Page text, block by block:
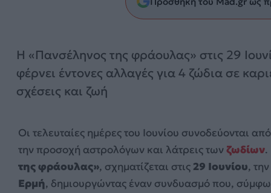
Η «Πανσέληνος της φράουλας» στις 29
φέρνει έντονες αλλαγές για 4 ζώδια σε
σχέσεις και ζωή
Οι τελευταίες ημέρες του Ιουνίου συνοδεύονται
την προσοχή αστρολόγων και λάτρεις τωνζωδίων.
της φράουλας», σχηματίζεται στις 29 Ιουνίου,
Ερμή, δημιουργώντας έναν συνδυασμό που,